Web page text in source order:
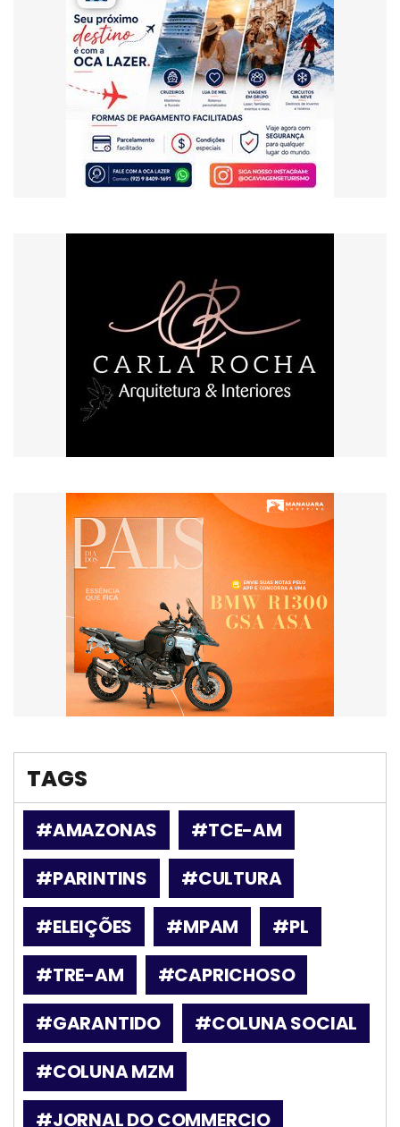
TAGS
#AMAZONAS
#TCE-AM
#PARINTINS
#CULTURA
#ELEIÇÕES
#MPAM
#PL
#TRE-AM
#CAPRICHOSO
#GARANTIDO
#COLUNA SOCIAL
#COLUNA MZM
#JORNAL DO COMMERCIO